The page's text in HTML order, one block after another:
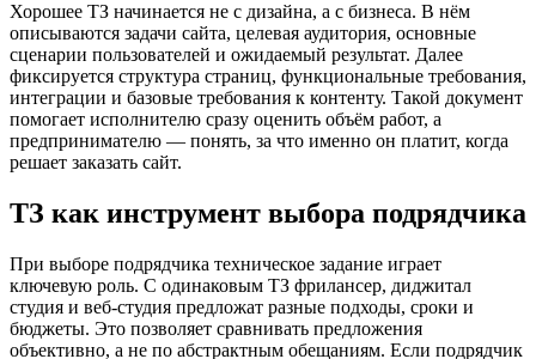
Хорошее ТЗ начинается не с дизайна, а с бизнеса. В нём
описываются задачи сайта, целевая аудитория, основные
сценарии пользователей и ожидаемый результат. Далее
фиксируется структура страниц, функциональные требования,
интеграции и базовые требования к контенту. Такой документ
помогает исполнителю сразу оценить объём работ, а
предпринимателю — понять, за что именно он платит, когда
решает заказать сайт.
ТЗ как инструмент выбора подрядчика
При выборе подрядчика техническое задание играет
ключевую роль. С одинаковым ТЗ фрилансер, диджитал
студия и веб-студия предложат разные подходы, сроки и
бюджеты. Это позволяет сравнивать предложения
объективно, а не по абстрактным обещаниям. Если подрядчик